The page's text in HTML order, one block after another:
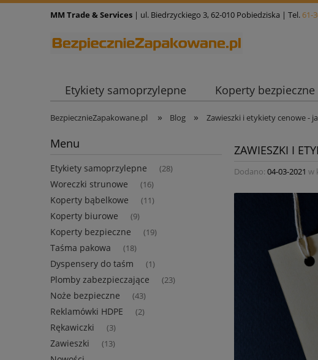
MM Trade & Services | ul. Biedrzyckiego 3, 62-010 Pobiedziska | Tel. 61-
Etykiety samoprzylepne Koperty bezpieczne
BezpiecznieZapakowane.pl » Blog » Zawieszki i etykiety cenowe -
Menu
Etykiety samoprzylepne (28)
Woreczki strunowe (16)
Koperty bąbelkowe (11)
Koperty biurowe (9)
Koperty bezpieczne (19)
Taśma pakowa (18)
Dyspensery do taśm (1)
Plomby zabezpieczające (23)
Noże bezpieczne (43)
Reklamówki HDPE (2)
Rękawiczki (3)
Zawieszki (13)
ZAWIESZKI I
Dodano: 04-03-2021 w